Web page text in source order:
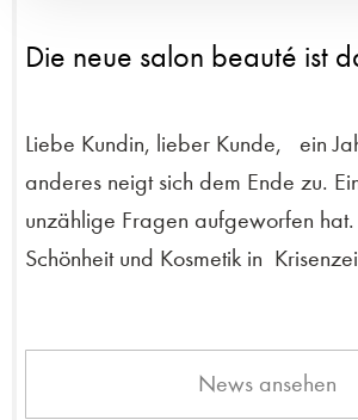
Die neue salon beauté ist
Liebe Kundin, lieber Kunde, ein
anderes neigt sich dem Ende zu.
unzählige Fragen aufgeworfen
Schönheit und Kosmetik in
News ansehen